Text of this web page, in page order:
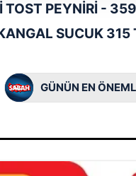
faaliyetlerinin
Kişisel Verilerin
TOST PEYNİRİ -
SUCUK 315
GÜNÜN EN